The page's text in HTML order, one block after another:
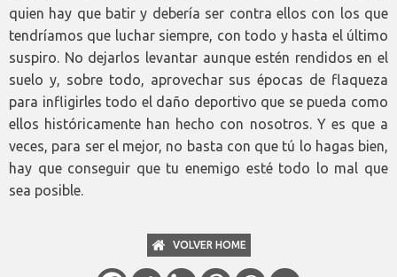
quien hay que batir y debería ser contra ellos con los que
tendríamos que luchar siempre, con todo y hasta el último
suspiro. No dejarlos levantar aunque estén rendidos en el
suelo y, sobre todo, aprovechar sus épocas de flaqueza
para infligirles todo el daño deportivo que se pueda como
ellos históricamente han hecho con nosotros. Y es que a
veces, para ser el mejor, no basta con que tú lo hagas bien,
hay que conseguir que tu enemigo esté todo lo mal que
sea posible.
VOLVER HOME